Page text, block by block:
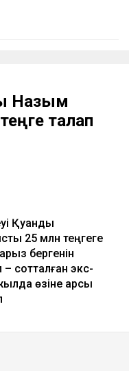
заңсыз өндірген тағы
Бурабай жас
айналды
Назым
талап